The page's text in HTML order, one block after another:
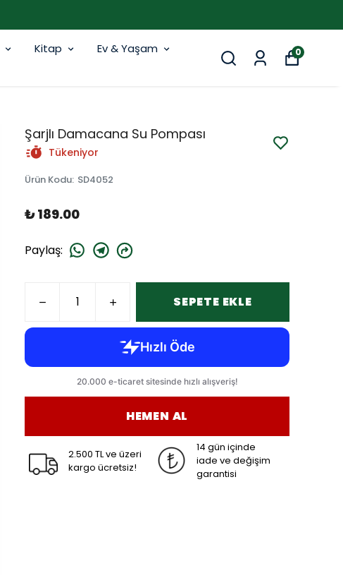
Kitap
Ev & Yaşam
0
Şarjlı Damacana Su Pompası
Tükeniyor
Ürün Kodu: SD4052
₺ 189.00
Paylaş:
SEPETE EKLE
HEMEN AL
2.500 TL ve üzeri
kargo ücretsiz!
14 gün içinde
iade ve değişim
garantisi